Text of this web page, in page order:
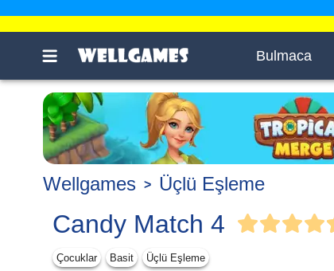
Bulmaca
Wellgames Üçlü Eşleme
Candy Match 4
Çocuklar Basit Üçlü Eşleme